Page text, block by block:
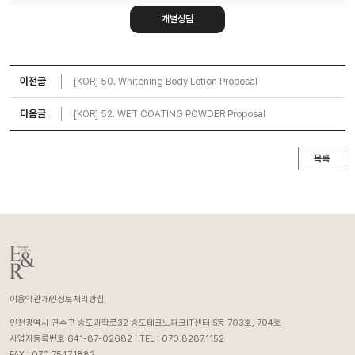
개별상담
이전글 [KOR] 50. Whitening Body Lotion Proposal
다음글 [KOR] 52. WET COATING POWDER Proposal
목록
이용약관개인정보처리방침
인천광역시 연수구 송도과학로32 송도테크노파크IT센터 S동 703호, 704호
사업자등록번호 641-87-02682 l TEL : 070.8287.1152